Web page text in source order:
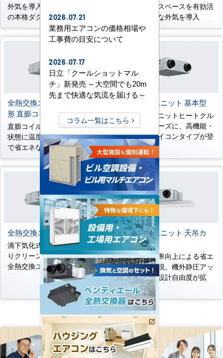
外気を導入したい大空間向け
の本格ダクト設計に対応
壁内の柱間スペースを有効活
用し、新鮮な外気を導入
全熱交換ユニット 天井埋込
形 直膨コイル付
直膨コイルで室内空気に近い
状態に温度処理するため快適
で省エネな換気が可能
全熱交換ユニット 基本型
全熱交換ユニットヒートクル
エアーシリーズに、高機能・
高品質なマイコンタイプが登
場
全熱交換ユニット 加湿付
滴下気化式加湿器の採用によ
りクリーンな加湿を実現した
全熱交換ユニット
全熱交換ユニット 天吊カ
セット形
全熱交換効率向上による省エ
ネ換気を実現。機外静圧アッ
プにより、設計自由度が拡
大。
2026.07.21
業務用エアコンの価格相場や
工事費の目安について
2026.07.17
日立「クールショットマル
チ」新発売 ～大空間でも20m
先まで快適な気流を届ける～
コラム一覧はこちら